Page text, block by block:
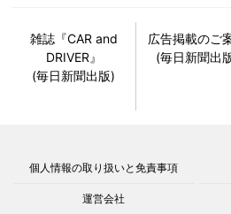
雑誌『CAR and
DRIVER』
(毎日新聞出版)
広告掲載のご
(毎日新聞出
個人情報の取り扱いと免責事項
運営会社